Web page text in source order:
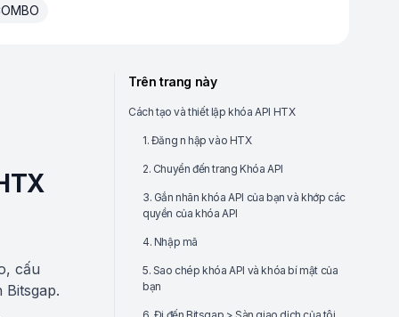
cấu
Trên trang này
Cách tạo và thiết lập khóa API HTX
1. Đăng n hập vào HTX
2. Chuyển đến trang Khóa API
3. Gắn nhãn khóa API của bạn và khớp các
quyền của khóa API
4. Nhập mã
5. Sao chép khóa API và khóa bí mật của
bạn